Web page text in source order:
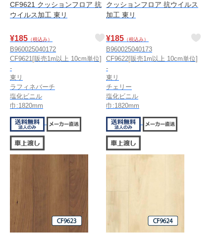
CF9621 クッションフロア 抗
ウイルス加工 東リ
¥185 （税込み）
B960025040172
CF9621[販売1m以上 10cm単位]
-
東リ
ラフィネバーチ
塩化ビニル
巾:1820mm
クッションフロア 抗ウイルス
加工 東リ
¥185 （税込み）
B960025040173
CF9622[販売1m以上 10cm単位]
-
東リ
チェリー
塩化ビニル
巾:1820mm